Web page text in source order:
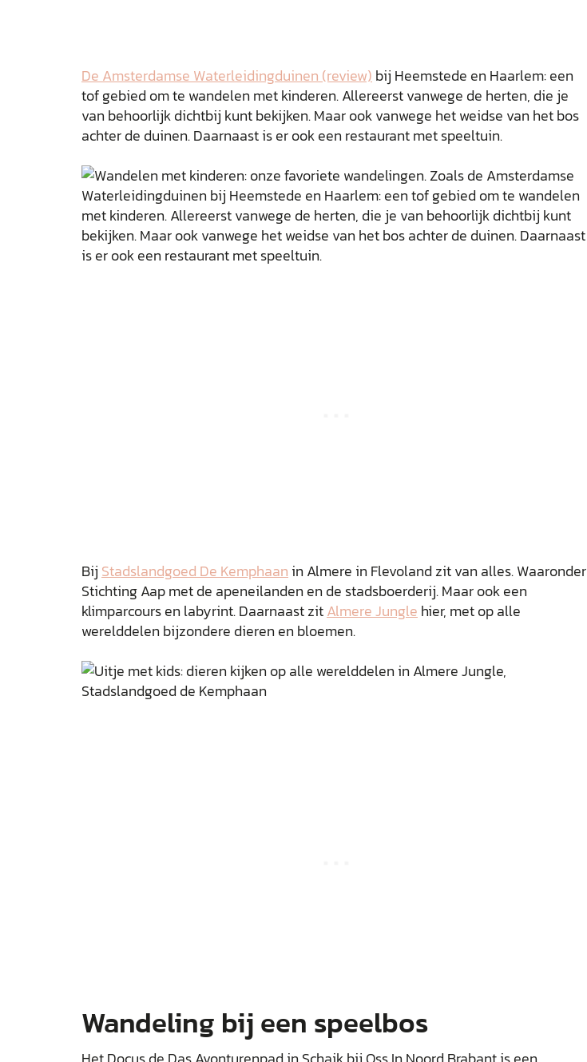
De Amsterdamse Waterleidingduinen (review) bij Heemstede en Haarlem: een
tof gebied om te wandelen met kinderen. Allereerst vanwege de herten, die je
van behoorlijk dichtbij kunt bekijken. Maar ook vanwege het weidse van het bos
achter de duinen. Daarnaast is er ook een restaurant met speeltuin.
Bij Stadslandgoed De Kemphaan in Almere in Flevoland zit van alles. Waaronder
Stichting Aap met de apeneilanden en de stadsboerderij. Maar ook een
klimparcours en labyrint. Daarnaast zitAlmere Jungle hier, met op alle
werelddelen bijzondere dieren en bloemen.
Wandeling bij een speelbos